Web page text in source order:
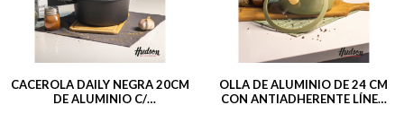
CACEROLA DAILY NEGRA 20CM
DE ALUMINIO C/
OLLA DE ALUMINIO DE 24 CM
CON ANTIADHERENTE LÍNEA